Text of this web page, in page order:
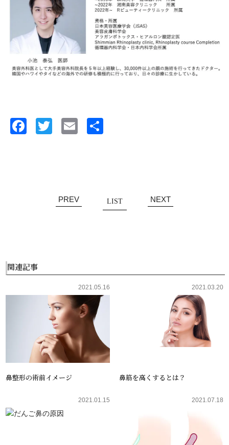
Facebook
TwitterEmail
PREV LIST NEXT
関連記事
2021.05.16
鼻整形の術前イメージ
2021.03.20
鼻筋を高くするとは？
2021.01.15 2021.07.18